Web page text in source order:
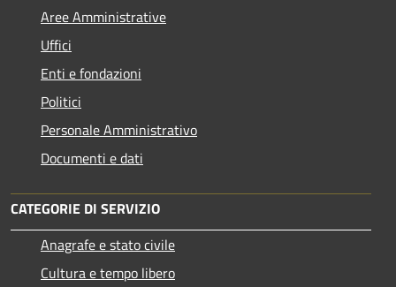
Aree Amministrative
Uffici
Enti e fondazioni
Politici
Personale Amministrativo
Documenti e dati
CATEGORIE DI SERVIZIO
Anagrafe e stato civile
Cultura e tempo libero